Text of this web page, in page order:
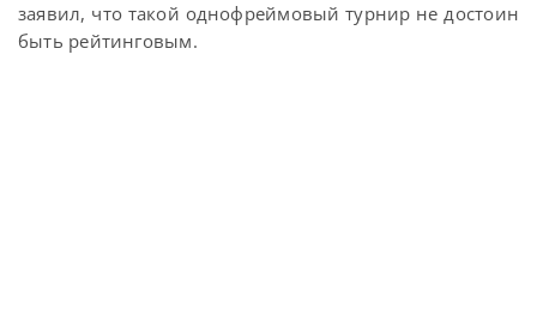
заявил, что такой однофреймовый турнир не достоин
быть рейтинговым.